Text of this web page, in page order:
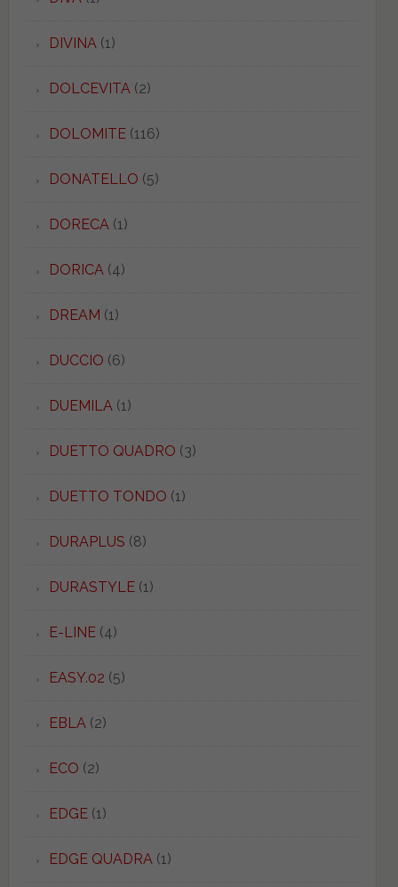
DIVINA(1)
DOLCEVITA(2)
DOLOMITE(116)
DONATELLO (5)
DORECA(1)
DORICA(4)
DREAM (1)
DUCCIO (6)
DUEMILA(1)
DUETTO QUADRO (3)
DUETTO TONDO (1)
DURAPLUS (8)
DURASTYLE(1)
E-LINE(4)
EASY.02 (5)
EBLA(2)
ECO (2)
EDGE(1)
EDGE QUADRA(1)